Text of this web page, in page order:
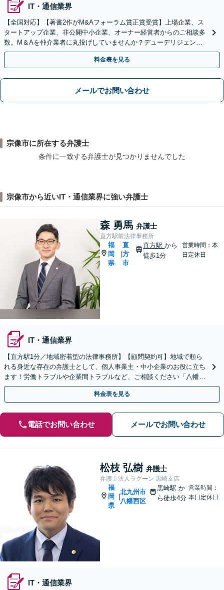
IT・通信業界
【全国対応】【著書2作がM&Aフォーラム賞正賞受賞】上場企業、ス
タートアップ企業、非公開中小企業、オーナー経営者からのご相談多
数。M＆Aを仲介業者に丸投げしていませんか？デューデリジェンス
や契約書作成・交渉はお任せください【初回無料】
料金表を見る
メールでお問い合わせ
宗像市に所在する弁護士
条件に一致する弁護士が見つかりませんでした
宗像市から近いIT・通信業界に強い弁護士
森 勇馬 弁護士
直方駅前法律事務所
福
岡
県
直
方
市
直方駅から
徒歩1分
営業時間：本
日定休日
IT・通信業界
【直方駅1分／地域密着型の法律事務所】【顧問契約可】地域で頼ら
れる身近な存在の弁護士として、個人事業主・中小企業のお役に立ち
ます！労働トラブルや企業間トラブルなど、ご相談ください「八幡西
区・宮若市・鞍手町・小竹町・福智町・中間市など」
料金表を見る
電話でお問い合わせ メールでお問い合わせ
松枝 弘樹 弁護士
弁護士法人ラグーン 黒崎支店
福
岡
県
|
北九州市
八幡西区
黒崎駅 か
ら徒歩4分
営業時間：
本日定休日
IT・通信業界